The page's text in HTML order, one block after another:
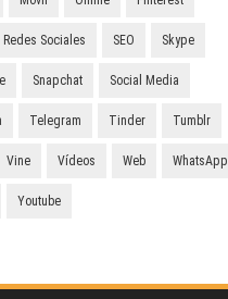
Redes Sociales SEO Skype
Snapchat Social Media
Telegram Tinder Tumblr
Vine Vídeos Web WhatsApp
Youtube